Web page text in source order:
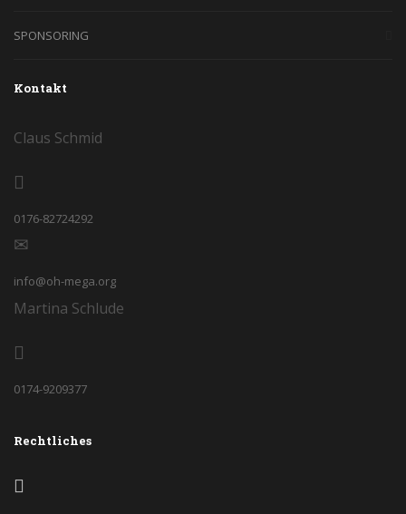
SPONSORING
Kontakt
Claus Schmid
0176-82724292
info@oh-mega.org
Martina Schlude
0174-9209377
Rechtliches